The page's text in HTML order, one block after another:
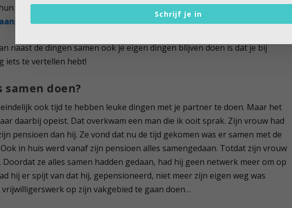
werkleven opgedane ervaring daarbij goed van pas. Zoals was te lezen
op onze website.
naast de dingen samen ook je eigen dingen blijven doen is dat je bij
iets te vertellen hebt!
samen doen?
ook tijd te hebben leuke dingen met je partner te doen. Maar het
daarbij opeist. Dat overkwam een man die ik ooit sprak. Zijn vrouw had
pensioen dan hij. Ze vond dat nu de tijd gekomen was er samen met de
in huis werd vanaf zijn pensioen alles samengedaan. Totdat zijn vrouw
ze alles samen hadden gedaan, had hij geen netwerk meer om op
hij er spijt van dat hij, gepensioneerd, niet meer zijn eigen weg was
op zijn vakgebied te gaan doen…
Schrijf je in